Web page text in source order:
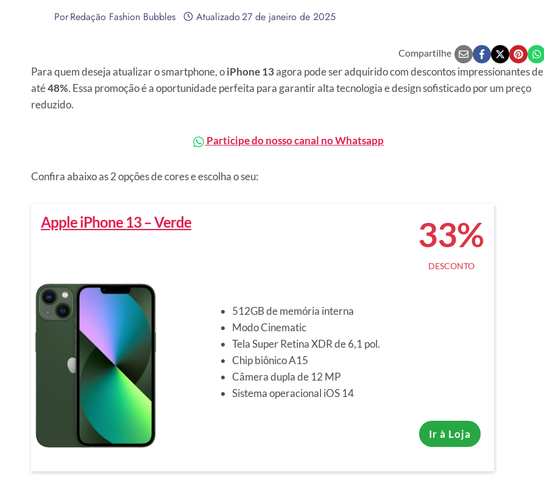
PorRedação Fashion Bubbles Atualizado27 de janeiro de 2025
Compartilhe
Para quem deseja atualizar o smartphone, oiPhone 13agora pode ser adquirido com descontos impressionantes de
até48%. Essa promoção é a oportunidade perfeita para garantir alta tecnologia e design sofisticado por um preço
reduzido.
Participe do nosso canal no Whatsapp
Confira abaixo as 2 opções de cores e escolha o seu:
Apple iPhone 13 – Verde 33%
DESCONTO
512GB de memória interna
Modo Cinematic
Tela Super Retina XDR de 6,1 pol.
Chip biônico A15
Câmera dupla de 12 MP
Sistema operacional iOS 14
Ir à Loja